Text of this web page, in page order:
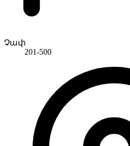
Չափ
201-500